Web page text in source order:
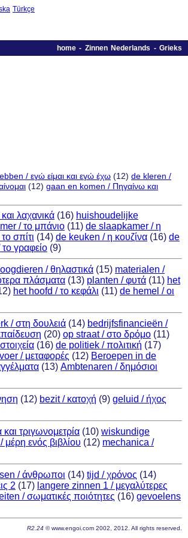
Türkçe
home- Zinnen Nederlands - Grieks
/ εγώ είμαι και εγώ έχω (12) de kleren /
(12) gaan en komen / Πηγαίνω και
λαχανικά (16) huishoudelijke
/ το μπάνιο (11) de slaapkamer / η
σπίτι (14) de keuken / η κουζίνα (16) de
γραφείο (9)
/ θηλαστικά (15) materialen /
πλάσματα (13) planten / φυτά (11) het
het hoofd / το κεφάλι (11) de hemel / οι
/ στη δουλειά (14) bedrijfsfinancieën /
(20) op straat / στο δρόμο (11)
(16) de politiek / πολιτική (17)
/ μεταφορές (12) Beroepen in de
(13) Ambtenaren / δημόσιοι
(12) bezit / κατοχή (9) geluid / ήχος
τριγωνομετρία (10) wiskundige
ενός βιβλίου (12) mechanica /
/ άνθρωποι (14) tijd / χρόνος (14)
2 (17) langere zinnen 1 / μεγαλύτερες
/ σωματικές ποιότητες (16) gevoelens
R2.24 © www.engoi.com 2002, 2012. All rights reserved.